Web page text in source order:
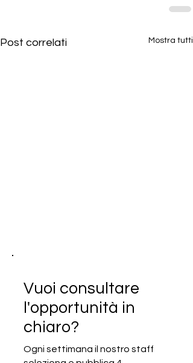
Post correlati Mostra tutti
Vuoi consultare
l'opportunità in
chiaro?
Ogni settimana il nostro staff